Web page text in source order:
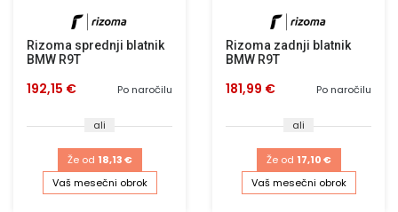
Rizoma sprednji blatnik
BMW R9T
Po naročilu
192,15 €
ali
Že od 18,13 €
Vaš mesečni obrok
Rizoma zadnji blatnik
BMW R9T
Po naročilu
181,99 €
ali
Že od 17,10 €
Vaš mesečni obrok